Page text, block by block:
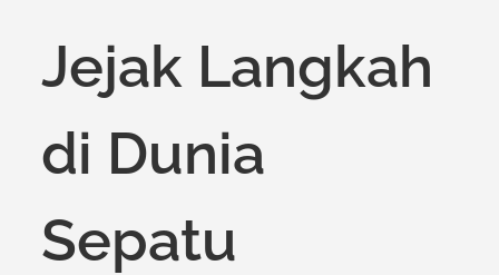
Jejak Langkah
di Dunia
Sepatu